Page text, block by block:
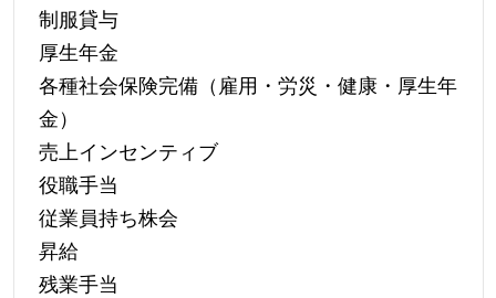
制服貸与
厚生年金
各種社会保険完備（雇用・労災・健康・厚生年
金）
売上インセンティブ
役職手当
従業員持ち株会
昇給
残業手当